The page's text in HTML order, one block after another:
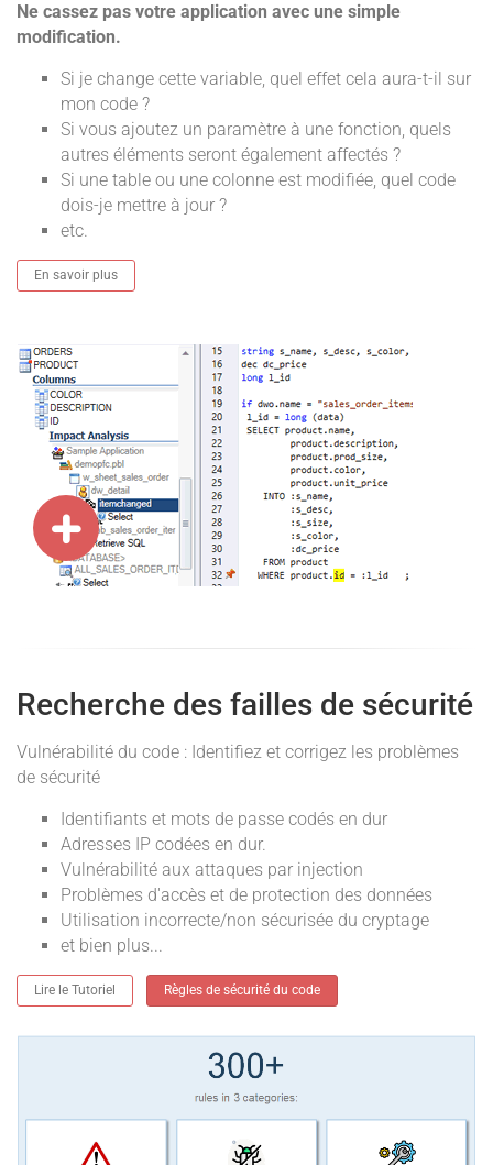
Ne cassez pas votre application avec une simple
modification.
Si je change cette variable, quel effet cela aura-t-il sur
mon code ?
Si vous ajoutez un paramètre à une fonction, quels
autres éléments seront également affectés ?
Si une table ou une colonne est modifiée, quel code
dois-je mettre à jour ?
etc.
En savoir plus
Recherche des failles de sécurité
Vulnérabilité du code : Identifiez et corrigez les problèmes
de sécurité
Identifiants et mots de passe codés en dur
Adresses IP codées en dur.
Vulnérabilité aux attaques par injection
Problèmes d'accès et de protection des données
Utilisation incorrecte/non sécurisée du cryptage
et bien plus...
Lire le Tutoriel Règles de sécurité du code